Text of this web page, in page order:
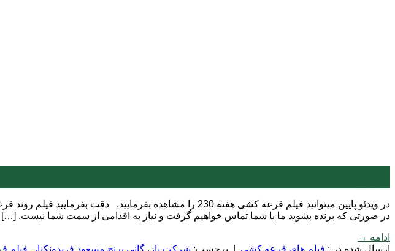
در ویدئو پایین میتوانید فیلم قرعه کشی هفته 230 را مشاهده
در صورتی که برنده بشوید ما با شما تماس خواهیم گرفت و نیاز به اقدامی از سمت شما نیست. […]
ادامه →
ارسال شده در : فیلم های قرعه کشی برچسب: شرکت بازرگانی برنج مسعود فریدونکنار , فیلم